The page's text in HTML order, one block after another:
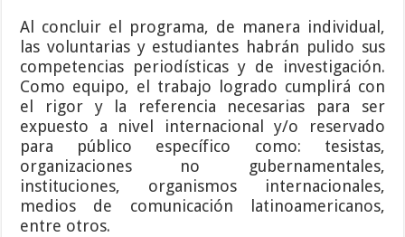
Al concluir el programa, de manera individual,
las voluntarias y estudiantes habrán pulido sus
competencias periodísticas y de investigación.
Como equipo, el trabajo logrado cumplirá con
el rigor y la referencia necesarias para ser
expuesto a nivel internacional y/o reservado
para público específico como: tesistas,
organizaciones no gubernamentales,
instituciones, organismos internacionales,
medios de comunicación latinoamericanos,
entre otros.